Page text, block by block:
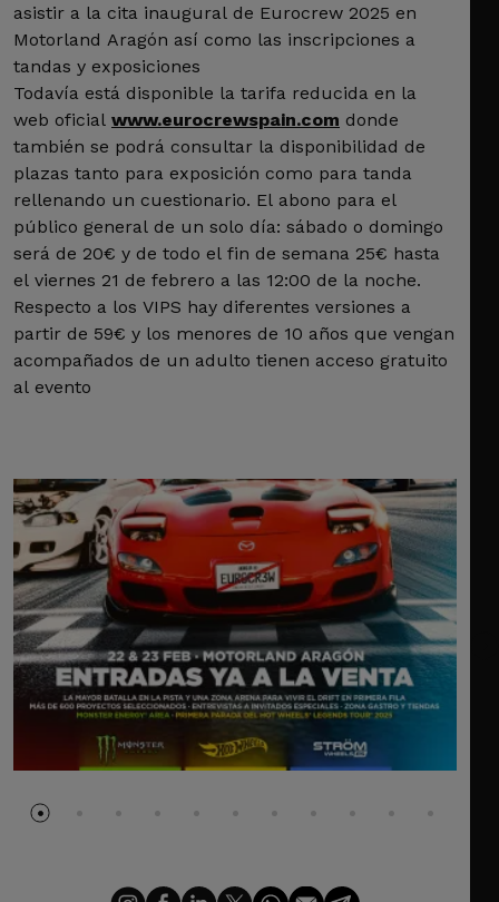
asistir a la cita inaugural de Eurocrew 2025 en
Motorland Aragón así como las inscripciones a
tandas y exposiciones
Todavía está disponible la tarifa reducida en la
web oficial www.eurocrewspain.com donde
también se podrá consultar la disponibilidad de
plazas tanto para exposición como para tanda
rellenando un cuestionario. El abono para el
público general de un solo día: sábado o domingo
será de 20€ y de todo el fin de semana 25€ hasta
el viernes 21 de febrero a las 12:00 de la noche.
Respecto a los VIPS hay diferentes versiones a
partir de 59€ y los menores de 10 años que vengan
acompañados de un adulto tienen acceso gratuito
al evento